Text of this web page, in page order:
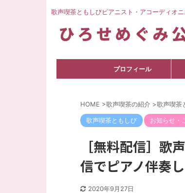
歌声喫茶ともしびピアニスト・アコーディオニ
プロフィール
HOME >歌声喫茶の紹介 >歌声喫茶
歌声喫茶ともしび お知らせ・
［無料配信］歌
信でピアノ伴奏
2020年9月27日